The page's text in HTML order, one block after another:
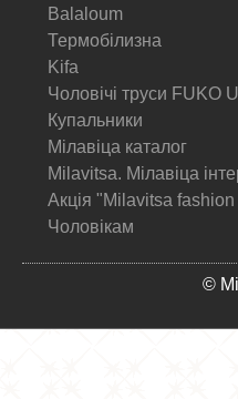
Balaloum
Термобілизна
Kifa
Чоловічі труси FUKO
Купальники
Мілавіца каталог
Milavitsa. Мілавіца
Акція "Milavitsa fashion
Чоловікам
©